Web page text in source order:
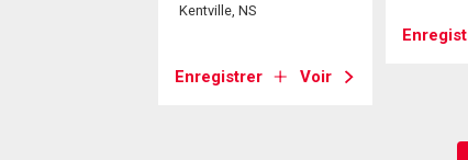
Kentville, NS
Enregistrer Voir